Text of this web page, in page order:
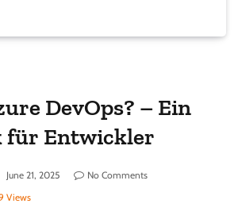
DevOps? – Ein
für Entwickler
June 21, 2025
No Comments
Views